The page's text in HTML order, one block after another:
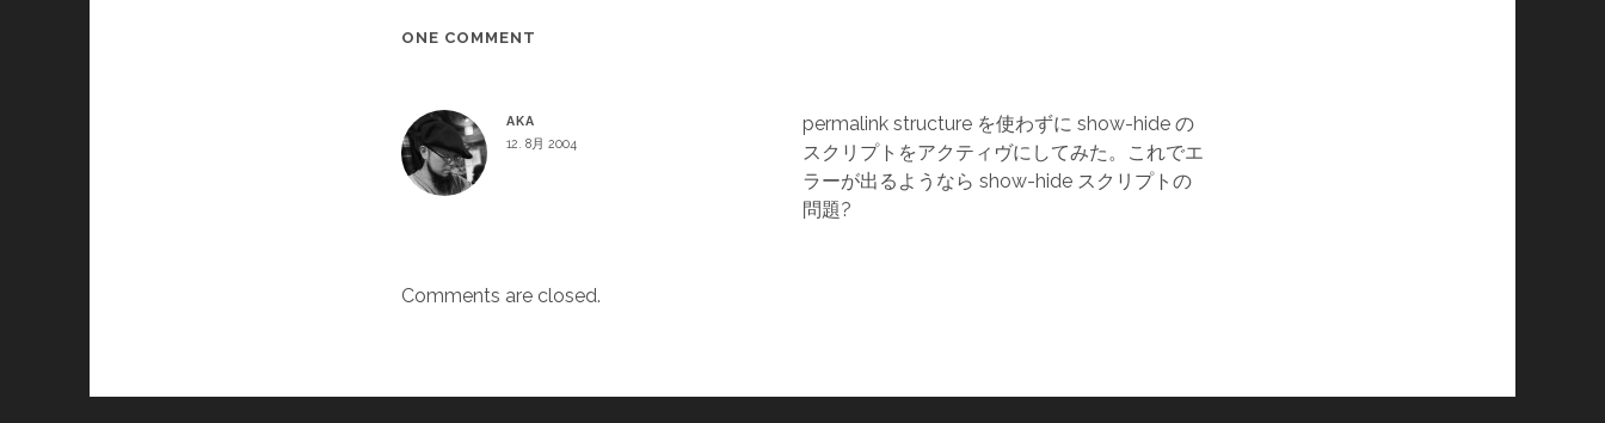
ONE COMMENT
AKA
12. 8月 2004
permalink structure を使わずに show-hide の
スクリプトをアクティヴにしてみた。これでエ
ラーが出るようなら show-hide スクリプトの
問題?
Comments are closed.